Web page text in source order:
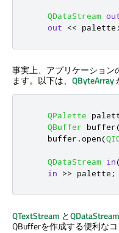
QDataStream
out
<< palette ;
事実上、アプリケーション
ます。以下は、 QByteArray
QPalette
QBuffer buffer(
    buffer
.open(
QDataStream in(
in
>> palette ;
QTextStream とQDataStream
QBufferを作成する便利な